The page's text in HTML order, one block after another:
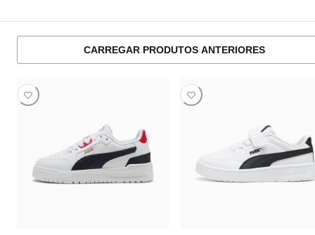
CARREGAR PRODUTOS ANTERIORES